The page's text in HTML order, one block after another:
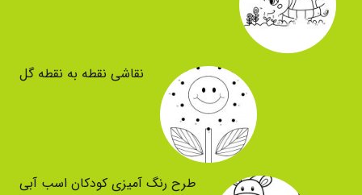
نقاشی نقطه به نقطه گل
طرح رنگ آمیزی کودکان اسب آبی